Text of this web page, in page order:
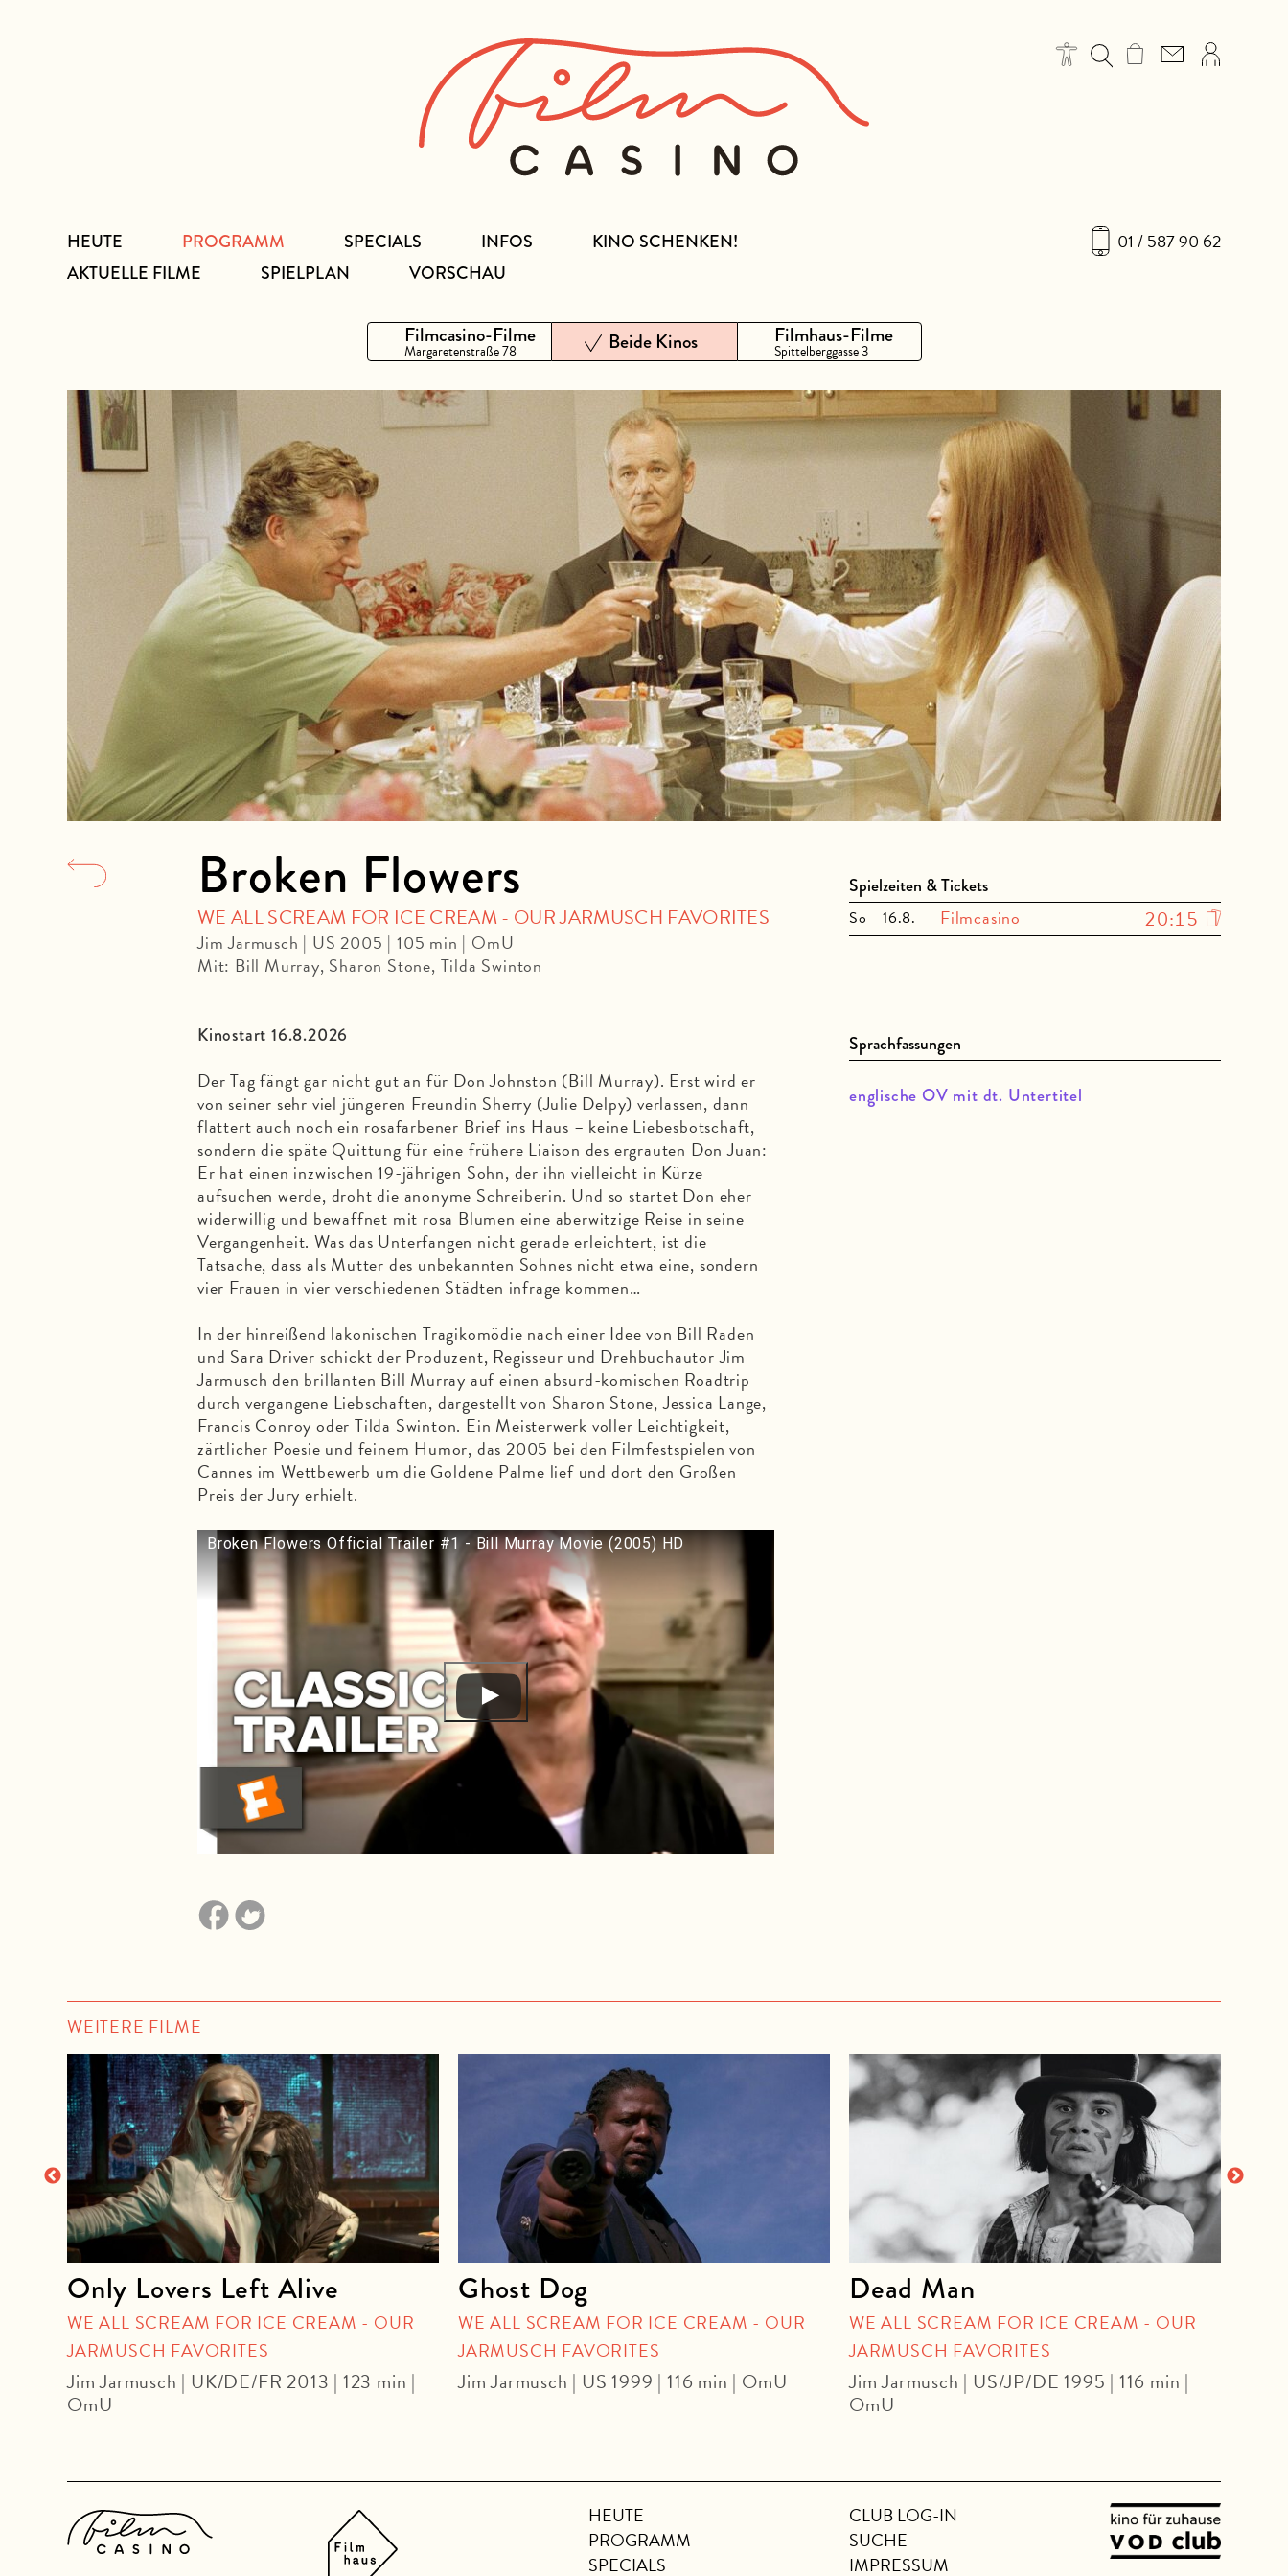
01 / 587 90 62
HEUTE
PROGRAMM
AKTUELLE FILME
SPIELPLAN VORSCHAU
SPECIALS INFOS KINO SCHENKEN!
Filmcasino-Filme
Margaretenstraße 78 Beide Kinos Filmhaus-Filme
Spittelberggasse 3
Broken Flowers
WE ALL SCREAM FOR ICE CREAM - OUR JARMUSCH FAVORITES
Jim Jarmusch | US 2005 | 105 min | OmU
Mit: Bill Murray, Sharon Stone, Tilda Swinton
Kinostart 16.8.2026
Der Tag fängt gar nicht gut an für Don Johnston (Bill Murray). Erst wird er
von seiner sehr viel jüngeren Freundin Sherry (Julie Delpy) verlassen, dann
flattert auch noch ein rosafarbener Brief ins Haus – keine Liebesbotschaft,
sondern die späte Quittung für eine frühere Liaison des ergrauten Don Juan:
Er hat einen inzwischen 19-jährigen Sohn, der ihn vielleicht in Kürze
aufsuchen werde, droht die anonyme Schreiberin. Und so startet Don eher
widerwillig und bewaffnet mit rosa Blumen eine aberwitzige Reise in seine
Vergangenheit. Was das Unterfangen nicht gerade erleichtert, ist die
Tatsache, dass als Mutter des unbekannten Sohnes nicht etwa eine, sondern
vier Frauen in vier verschiedenen Städten infrage kommen…
In der hinreißend lakonischen Tragikomödie nach einer Idee von Bill Raden
und Sara Driver schickt der Produzent, Regisseur und Drehbuchautor Jim
Jarmusch den brillanten Bill Murray auf einen absurd-komischen Roadtrip
durch vergangene Liebschaften, dargestellt von Sharon Stone, Jessica Lange,
Francis Conroy oder Tilda Swinton. Ein Meisterwerk voller Leichtigkeit,
zärtlicher Poesie und feinem Humor, das 2005 bei den Filmfestspielen von
Cannes im Wettbewerb um die Goldene Palme lief und dort den Großen
Preis der Jury erhielt.
Broken Flowers Official Trailer #1 - Bill Murray Movie (2005) HD
Spielzeiten & Tickets
So 16.8. Filmcasino 20:15
Sprachfassungen
englische OV mit dt. Untertitel
WEITERE FILME
Only Lovers Left Alive
WE ALL SCREAM FOR ICE CREAM - OUR
JARMUSCH FAVORITES
Jim Jarmusch | UK/DE/FR 2013 | 123 min |
OmU
Ghost Dog
WE ALL SCREAM FOR ICE CREAM - OUR
JARMUSCH FAVORITES
Jim Jarmusch | US 1999 | 116 min | OmU
Dead Man
WE ALL SCREAM FOR ICE CREAM - OUR
JARMUSCH FAVORITES
Jim Jarmusch | US/JP/DE 1995 | 116 min |
OmU
HEUTE
PROGRAMM
SPECIALS
CLUB LOG-IN
SUCHE
IMPRESSUM